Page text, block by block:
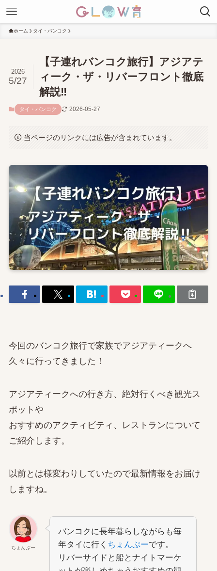
ホーム タイ・バンコク
【子連れバンコク旅行】アジアテ
ィーク・ザ・リバーフロント徹底
解説‼
2026
5/27
タイ・バンコク 2026-05-27
当ページのリンクには広告が含まれています。
今回のバンコク旅行で家族でアジアティークへ
久々に行ってきました！
アジアティークへの行き方、絶対行くべき観光ス
ポットや
おすすめのアクティビティ、レストランについて
ご紹介します。
以前とは様変わりしていたので最新情報をお届け
しますね。
ちょんぷー
バンコクに長年暮らしながらも毎
年タイに行く ちょんぷーです。
リバーサイドと船とナイトマーケ